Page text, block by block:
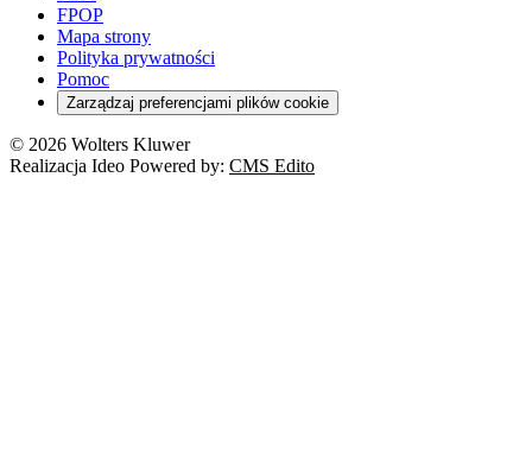
FPOP
Mapa strony
Polityka prywatności
Pomoc
Zarządzaj preferencjami plików cookie
© 2026 Wolters Kluwer
Realizacja Ideo Powered by: CMS Edito